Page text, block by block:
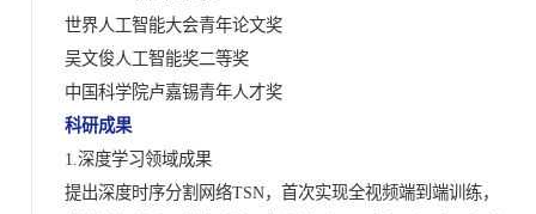
世界人工智能大会青年论文奖
吴文俊人工智能奖二等奖
中国科学院卢嘉锡青年人才奖
科研成果
1.深度学习领域成果
提出深度时序分割网络TSN，首次实现全视频端到端训练，